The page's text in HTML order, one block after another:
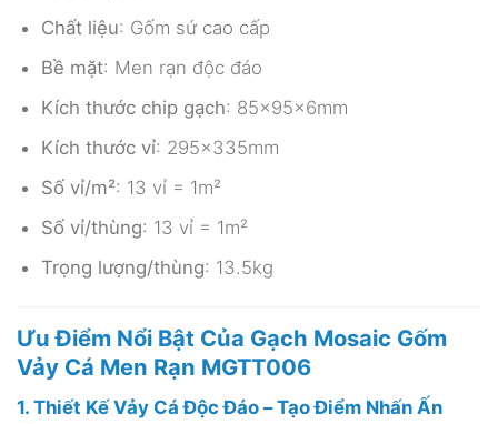
Chất liệu: Gốm sứ cao cấp
Bề mặt: Men rạn độc đáo
Kích thước chip gạch: 85x95x6mm
Kích thước vỉ: 295x335mm
Số vỉ/m²: 13 vỉ = 1m²
Số vỉ/thùng: 13 vỉ = 1m²
Trọng lượng/thùng: 13.5kg
Ưu Điểm Nổi Bật Của Gạch Mosaic Gốm
Vảy Cá Men Rạn MGTT006
1. Thiết Kế Vảy Cá Độc Đáo – Tạo Điểm Nhấn Ấn